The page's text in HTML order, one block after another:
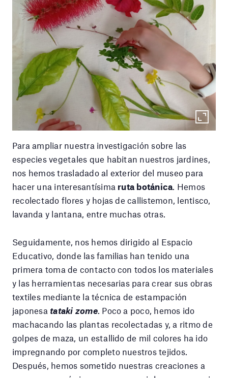
Para ampliar nuestra investigación sobre las
especies vegetales que habitan nuestros jardines,
nos hemos trasladado al exterior del museo para
hacer una interesantísima ruta botánica. Hemos
recolectado flores y hojas de callistemon, lentisco,
lavanda y lantana, entre muchas otras.
Seguidamente, nos hemos dirigido al Espacio
Educativo, donde las familias han tenido una
primera toma de contacto con todos los materiales
y las herramientas necesarias para crear sus obras
textiles mediante la técnica de estampación
japonesa tataki zome. Poco a poco, hemos ido
machacando las plantas recolectadas y, a ritmo de
golpes de maza, un estallido de mil colores ha ido
impregnando por completo nuestros tejidos.
Después, hemos sometido nuestras creaciones a